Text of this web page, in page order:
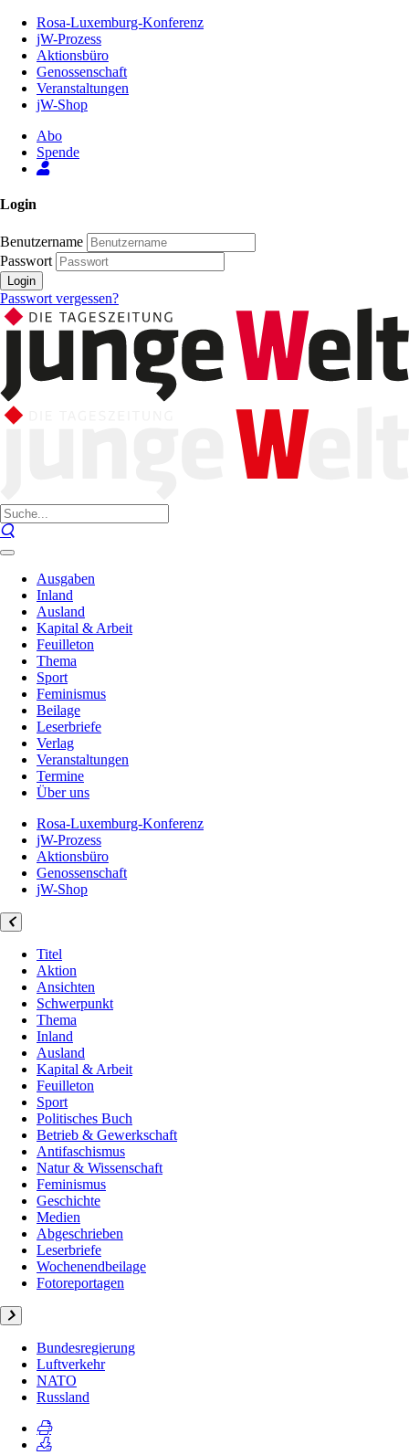
Inhalt
Seite
Rosa-Luxemburg-Konferenz
jW-Prozess
Aktionsbüro
Genossenschaft
Veranstaltungen
jW-Shop
Abo
Spende
Login
Benutzername
Passwort
Login
Passwort vergessen?
Ausgaben
Inland
Ausland
Kapital & Arbeit
Feuilleton
Thema
Sport
Feminismus
Beilage
Leserbriefe
Verlag
Veranstaltungen
Termine
Über uns
Rosa-Luxemburg-Konferenz
jW-Prozess
Aktionsbüro
Genossenschaft
jW-Shop
Titel
Aktion
Ansichten
Schwerpunkt
Thema
Inland
Ausland
Kapital & Arbeit
Feuilleton
Sport
Politisches Buch
Betrieb & Gewerkschaft
Antifaschismus
Natur & Wissenschaft
Feminismus
Geschichte
Medien
Abgeschrieben
Leserbriefe
Wochenendbeilage
Fotoreportagen
Bundesregierung
Luftverkehr
NATO
Russland